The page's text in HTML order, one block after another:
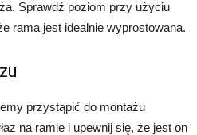
Sprawdź poziom przy użyciu
rama jest idealnie wyprostowana.
przystąpić do montażu
na ramie i upewnij się, że jest on